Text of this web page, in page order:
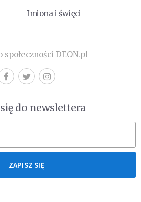
Imiona i święci
społeczności DEON.pl
do newslettera
ZAPISZ SIĘ